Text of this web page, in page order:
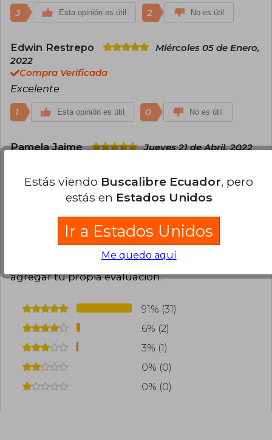
3 Esta opinión es útil 2 No es útil
Edwin Restrepo
Miércoles 05 de Enero,
2022
Compra Verificada
Excelente
1 Esta opinión es útil 0 No es útil
Pamela Jaime
Jueves 21 de Abril, 2022
es un libro muy hermoso
Esta opinión es útil 0 No es útil
Cargar más opiniones del libro
¿Leíste este libro? Inicia sesiónpara poder
agregar tu propia evaluación.
91% (31)
6% (2)
3% (1)
0% (0)
0% (0)
Estás viendo Buscalibre Ecuador, pero
estás en Estados Unidos
Ir a Estados Unidos
Me quedo aquí